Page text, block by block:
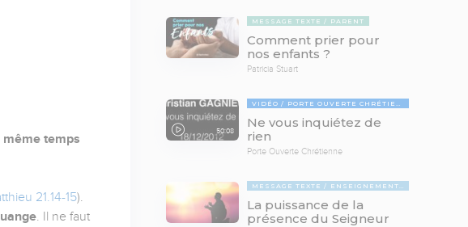
même temps
21.14-15).
. Il ne faut
MESSAGE TEXTE PARENT
Comment prier pour
nos enfants ?
Patricia Stuart
50:08
VIDÉO PORTE OUVERTE CHRÉTIENNE
Ne vous inquiétez de
rien
Porte Ouverte Chrétienne
MESSAGE TEXTE ENSEIGNEMENTS BIBLIQUES
La puissance de la
présence du Seigneur